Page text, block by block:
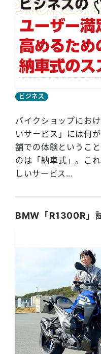
ビジネス
バイクショップにお
いサービス」には何
舗での体験というこ
のは「納車式」。こ
しいサービス...